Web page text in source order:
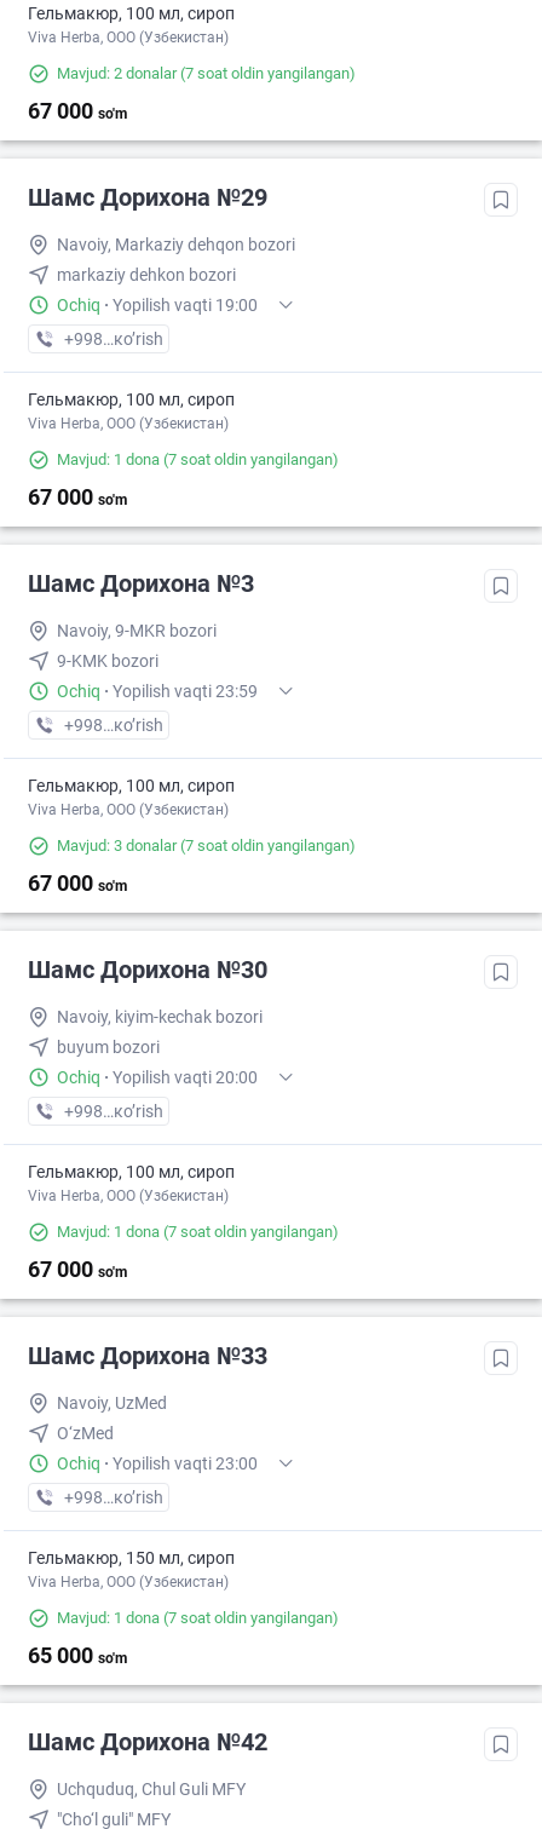
Гельмакюр, 100 мл, сироп
Viva Herba, ООО (Узбекистан)
Mavjud: 2 donalar(7 soat oldin yangilangan)
67 000 so'm
Шамс Дорихона №29
Navoiy, Markaziy dehqon bozori
markaziy dehkon bozori
Ochiq · Yopilish vaqti 19:00
+998 (79) XXX-XX-XX
кo’rish
Гельмакюр, 100 мл, сироп
Viva Herba, ООО (Узбекистан)
Mavjud: 1 dona (7 soat oldin yangilangan)
67 000 so'm
Шамс Дорихона №3
Navoiy, 9-MKR bozori
9-KMK bozori
Ochiq · Yopilish vaqti 23:59
+998 (79) XXX-XX-XX
кo’rish
Гельмакюр, 100 мл, сироп
Viva Herba, ООО (Узбекистан)
Mavjud: 3 donalar(7 soat oldin yangilangan)
67 000 so'm
Шамс Дорихона №30
Navoiy, kiyim-kechak bozori
buyum bozori
Ochiq · Yopilish vaqti 20:00
+998 (79) XXX-XX-XX
кo’rish
Гельмакюр, 100 мл, сироп
Viva Herba, ООО (Узбекистан)
Mavjud: 1 dona (7 soat oldin yangilangan)
67 000 so'm
Шамс Дорихона №33
Navoiy, UzMed
O‘zMed
Ochiq · Yopilish vaqti 23:00
+998 (79) XXX-XX-XX
кo’rish
Гельмакюр, 150 мл, сироп
Viva Herba, ООО (Узбекистан)
Mavjud: 1 dona (7 soat oldin yangilangan)
65 000 so'm
Шамс Дорихона №42
Uchquduq, Chul Guli MFY
"Cho‘l guli" MFY